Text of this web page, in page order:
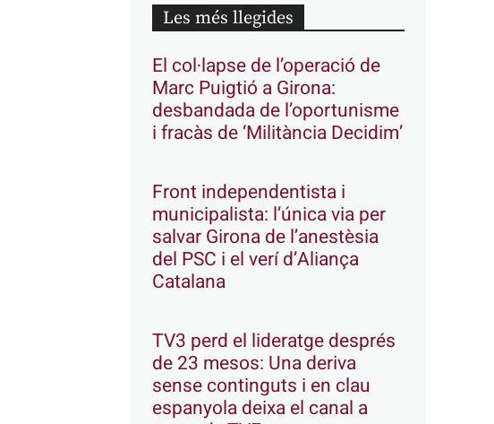
Les més llegides
El col·lapse de l’operació de
Marc Puigtió a Girona:
desbandada de l’oportunisme
i fracàs de ‘Militància Decidim’
Front independentista i
municipalista: l’única via per
salvar Girona de l’anestèsia
del PSC i el verí d’Aliança
Catalana
TV3 perd el lideratge després
de 23 mesos: Una deriva
sense continguts i en clau
espanyola deixa el canal a